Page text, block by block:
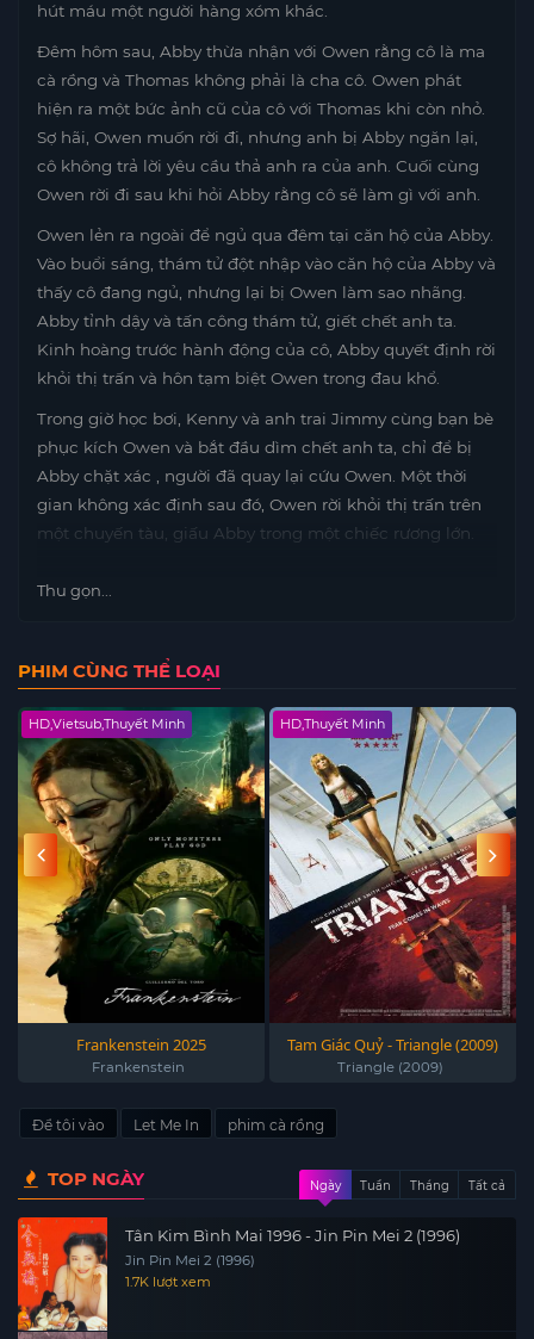
hút máu một người hàng xóm khác.
Đêm hôm sau, Abby thừa nhận với Owen rằng cô là ma
cà rồng và Thomas không phải là cha cô. Owen phát
hiện ra một bức ảnh cũ của cô với Thomas khi còn nhỏ.
Sợ hãi, Owen muốn rời đi, nhưng anh bị Abby ngăn lại,
cô không trả lời yêu cầu thả anh ra của anh. Cuối cùng
Owen rời đi sau khi hỏi Abby rằng cô sẽ làm gì với anh.
Owen lẻn ra ngoài để ngủ qua đêm tại căn hộ của Abby.
Vào buổi sáng, thám tử đột nhập vào căn hộ của Abby và
thấy cô đang ngủ, nhưng lại bị Owen làm sao nhãng.
Abby tỉnh dậy và tấn công thám tử, giết chết anh ta.
Kinh hoàng trước hành động của cô, Abby quyết định rời
khỏi thị trấn và hôn tạm biệt Owen trong đau khổ.
Trong giờ học bơi, Kenny và anh trai Jimmy cùng bạn bè
phục kích Owen và bắt đầu dìm chết anh ta, chỉ để bị
Abby chặt xác , người đã quay lại cứu Owen. Một thời
gian không xác định sau đó, Owen rời khỏi thị trấn trên
một chuyến tàu, giấu Abby trong một chiếc rương lớn.
Thu gọn...
PHIM CÙNG THỂ LOẠI
HD,Vietsub,Thuyết Minh
Frankenstein 2025
Frankenstein
HD,Thuyết Minh
Tam Giác Quỷ - Triangle (2009)
Triangle (2009)
Để tôi vào Let Me In phim cà rồng
TOP NGÀY Ngày Tuần Tháng Tất cả
Tân Kim Bình Mai 1996 - Jin Pin Mei 2 (1996)
Jin Pin Mei 2 (1996)
1.7K lượt xem